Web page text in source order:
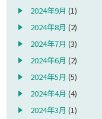
2024年9月 (1)
2024年8月 (2)
2024年7月 (3)
2024年6月 (2)
2024年5月 (5)
2024年4月 (4)
2024年3月 (1)